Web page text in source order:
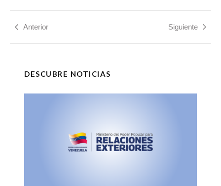
Anterior Siguiente
DESCUBRE NOTICIAS